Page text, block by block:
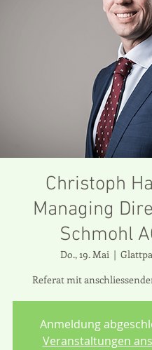
Christoph
Managing
Schmohl
Do., 19. Mai
  |
Referat mit
Anmeldung
Veranstaltungen